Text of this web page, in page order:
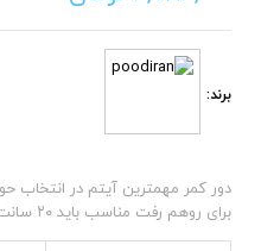
برند:
دور کمر مهمترین آیتم در انتخاب
برای روهم رفت مناسب باید ۲۰ سانت از دور کمر فرد بیشتر باشد.